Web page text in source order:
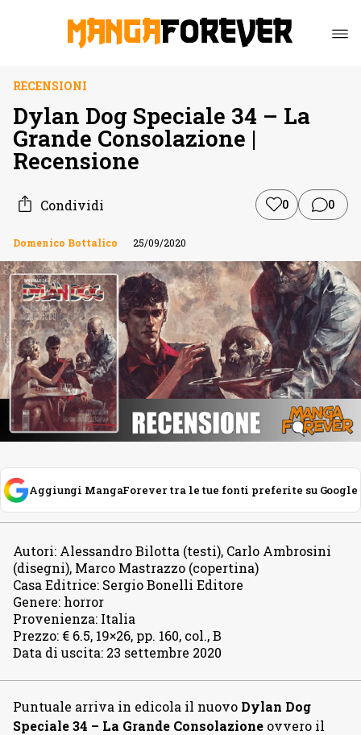
RECENSIONI
Dylan Dog Speciale 34 – La
Grande Consolazione |
Recensione
Condividi 0 0
Domenico Bottalico 25/09/2020
Aggiungi MangaForever tra le tue fonti preferite su Google
Autori: Alessandro Bilotta (testi), Carlo Ambrosini
(disegni), Marco Mastrazzo (copertina)
Casa Editrice: Sergio Bonelli Editore
Genere: horror
Provenienza: Italia
Prezzo: € 6.5, 19×26, pp. 160, col., B
Data di uscita: 23 settembre 2020
Puntuale arriva in edicola il nuovo Dylan Dog
Speciale 34 – La Grande Consolazione ovvero il